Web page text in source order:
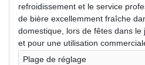
refroidissement et le service
de bière excellemment fraîche
domestique, lors de fêtes dans le
et pour une utilisation
Plage de réglage